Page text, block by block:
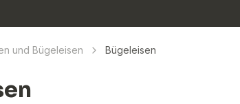
und Bügeleisen Bügeleisen